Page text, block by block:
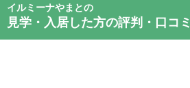
イルミーナやまとの
見学・入居した方の評判・口コミ